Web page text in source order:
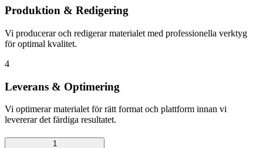
Produktion & Redigering
Vi producerar och redigerar materialet med professionella verktyg
för optimal kvalitet.
4
Leverans & Optimering
Vi optimerar materialet för rätt format och plattform innan vi
levererar det färdiga resultatet.
1